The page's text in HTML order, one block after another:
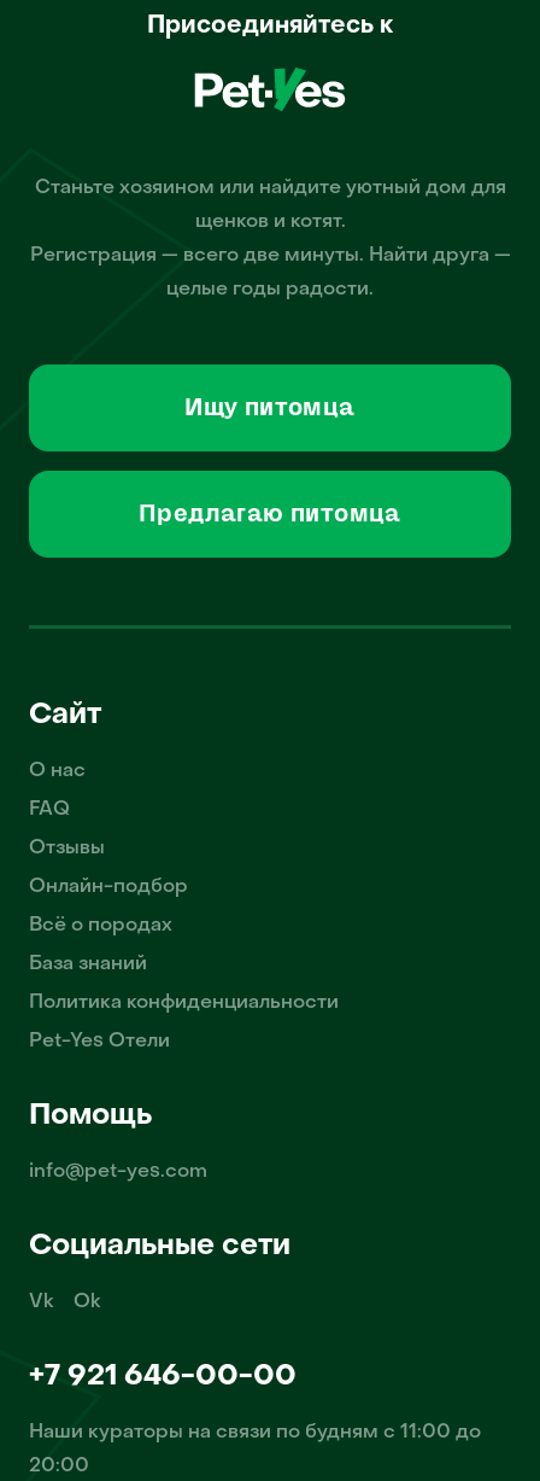
Присоединяйтесь к
Станьте хозяином или найдите уютный дом для
щенков и котят.
Регистрация — всего две минуты. Найти друга —
целые годы радости.
Ищу питомца
Предлагаю питомца
Сайт
О нас
FAQ
Отзывы
Онлайн-подбор
Всё о породах
База знаний
Политика конфиденциальности
Pet-Yes Отели
Помощь
info@pet-yes.com
Социальные сети
Vk Ok
+7 921 646-00-00
Наши кураторы на связи по будням с 11:00 до
20:00